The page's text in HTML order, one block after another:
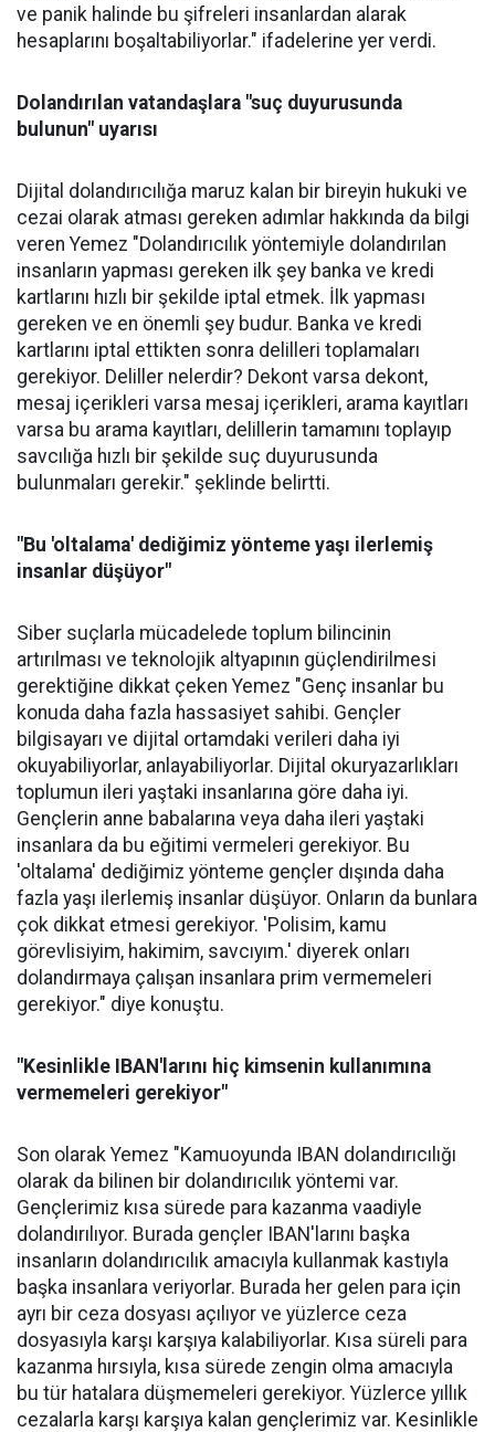
ve panik halinde bu şifreleri insanlardan alarak
hesaplarını boşaltabiliyorlar." ifadelerine yer verdi.
Dolandırılan vatandaşlara "suç duyurusunda
bulunun" uyarısı
Dijital dolandırıcılığa maruz kalan bir bireyin hukuki ve
cezai olarak atması gereken adımlar hakkında da bilgi
veren Yemez "Dolandırıcılık yöntemiyle dolandırılan
insanların yapması gereken ilk şey banka ve kredi
kartlarını hızlı bir şekilde iptal etmek. İlk yapması
gereken ve en önemli şey budur. Banka ve kredi
kartlarını iptal ettikten sonra delilleri toplamaları
gerekiyor. Deliller nelerdir? Dekont varsa dekont,
mesaj içerikleri varsa mesaj içerikleri, arama kayıtları
varsa bu arama kayıtları, delillerin tamamını toplayıp
savcılığa hızlı bir şekilde suç duyurusunda
bulunmaları gerekir." şeklinde belirtti.
"Bu 'oltalama' dediğimiz yönteme yaşı ilerlemiş
insanlar düşüyor"
Siber suçlarla mücadelede toplum bilincinin
artırılması ve teknolojik altyapının güçlendirilmesi
gerektiğine dikkat çeken Yemez "Genç insanlar bu
konuda daha fazla hassasiyet sahibi. Gençler
bilgisayarı ve dijital ortamdaki verileri daha iyi
okuyabiliyorlar, anlayabiliyorlar. Dijital okuryazarlıkları
toplumun ileri yaştaki insanlarına göre daha iyi.
Gençlerin anne babalarına veya daha ileri yaştaki
insanlara da bu eğitimi vermeleri gerekiyor. Bu
'oltalama' dediğimiz yönteme gençler dışında daha
fazla yaşı ilerlemiş insanlar düşüyor. Onların da bunlara
çok dikkat etmesi gerekiyor. 'Polisim, kamu
görevlisiyim, hakimim, savcıyım.' diyerek onları
dolandırmaya çalışan insanlara prim vermemeleri
gerekiyor." diye konuştu.
"Kesinlikle IBAN'larını hiç kimsenin kullanımına
vermemeleri gerekiyor"
Son olarak Yemez "Kamuoyunda IBAN dolandırıcılığı
olarak da bilinen bir dolandırıcılık yöntemi var.
Gençlerimiz kısa sürede para kazanma vaadiyle
dolandırılıyor. Burada gençler IBAN'larını başka
insanların dolandırıcılık amacıyla kullanmak kastıyla
başka insanlara veriyorlar. Burada her gelen para için
ayrı bir ceza dosyası açılıyor ve yüzlerce ceza
dosyasıyla karşı karşıya kalabiliyorlar. Kısa süreli para
kazanma hırsıyla, kısa sürede zengin olma amacıyla
bu tür hatalara düşmemeleri gerekiyor. Yüzlerce yıllık
cezalarla karşı karşıya kalan gençlerimiz var. Kesinlikle